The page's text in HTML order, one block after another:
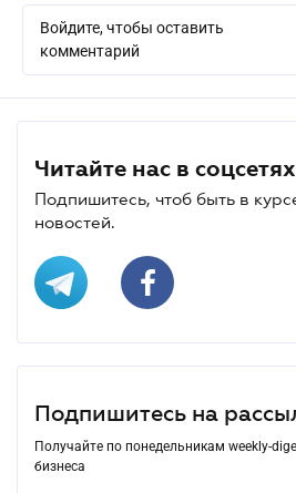
Войдите, чтобы оставить
комментарий
Читайте нас в
Подпишитесь, чтоб быть в
новостей.
Подпишитесь на
Получайте по понедельникам weekly-
бизнеса